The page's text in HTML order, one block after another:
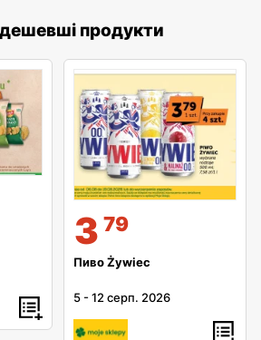
продукти
3 79
Пиво Żywiec
5 -12 серп. 2026